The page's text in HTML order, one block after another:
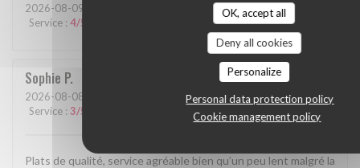
OK, accept all
Deny all cookies
Personalize
Personal data protection policy
Cookie management policy
2026-08-09
Service : 4/5 /5 Value:4/5
Sophie P
2026-08-08
Service : 3/5 :5 /5 Value
Plats de qualité, service agréable bien qu’un peu lent malgré la